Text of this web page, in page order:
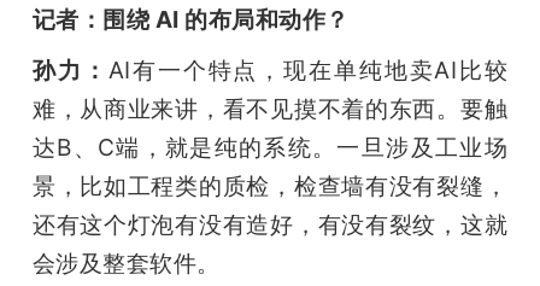
记者：围绕 AI 的布局和动作？
孙力： AI有一个特点，现在单纯地卖AI比较
难，从商业来讲，看不见摸不着的东西。要触
达B、C端，就是纯的系统。一旦涉及工业场
景，比如工程类的质检，检查墙有没有裂缝，
还有这个灯泡有没有造好，有没有裂纹，这就
会涉及整套软件。